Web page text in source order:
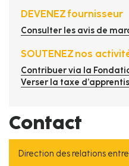
DEVENEZ fournisseur
Consulter les avis de
SOUTENEZ nos
Contribuer via la
Verser la taxe
Contact
Direction des relations